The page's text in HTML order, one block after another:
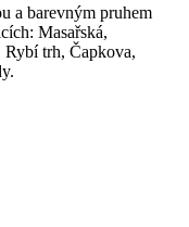
a barevným pruhem
Masařská,
Rybí trh, Čapkova,